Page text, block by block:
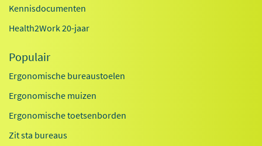
Kennisdocumenten
Health2Work 20-jaar
Populair
Ergonomische bureaustoelen
Ergonomische muizen
Ergonomische toetsenborden
Zit sta bureaus